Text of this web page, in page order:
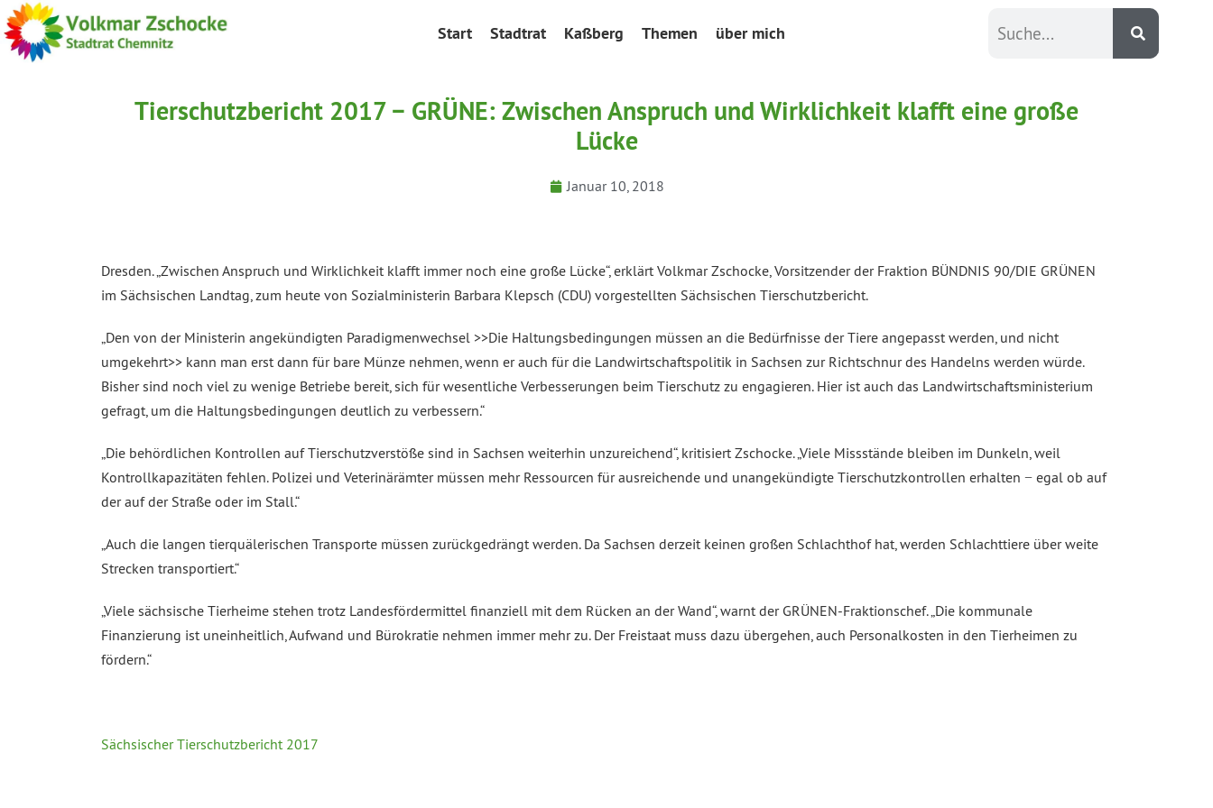
Start Stadtrat Kaßberg Themen über mich
Tierschutzbericht 2017 − GRÜNE: Zwischen Anspruch und Wirklichkeit klafft eine große
Lücke
Januar 10, 2018
Dresden. „Zwischen Anspruch und Wirklichkeit klafft immer noch eine große Lücke“, erklärt Volkmar Zschocke, Vorsitzender der Fraktion BÜNDNIS 90/DIE GRÜNEN
im Sächsischen Landtag, zum heute von Sozialministerin Barbara Klepsch (CDU) vorgestellten Sächsischen Tierschutzbericht.
„Den von der Ministerin angekündigten Paradigmenwechsel >>Die Haltungsbedingungen müssen an die Bedürfnisse der Tiere angepasst werden, und nicht
umgekehrt>> kann man erst dann für bare Münze nehmen, wenn er auch für die Landwirtschaftspolitik in Sachsen zur Richtschnur des Handelns werden würde.
Bisher sind noch viel zu wenige Betriebe bereit, sich für wesentliche Verbesserungen beim Tierschutz zu engagieren. Hier ist auch das Landwirtschaftsministerium
gefragt, um die Haltungsbedingungen deutlich zu verbessern.“
„Die behördlichen Kontrollen auf Tierschutzverstöße sind in Sachsen weiterhin unzureichend“, kritisiert Zschocke. „Viele Missstände bleiben im Dunkeln, weil
Kontrollkapazitäten fehlen. Polizei und Veterinärämter müssen mehr Ressourcen für ausreichende und unangekündigte Tierschutzkontrollen erhalten − egal ob auf
der auf der Straße oder im Stall.“
„Auch die langen tierquälerischen Transporte müssen zurückgedrängt werden. Da Sachsen derzeit keinen großen Schlachthof hat, werden Schlachttiere über weite
Strecken transportiert.“
„Viele sächsische Tierheime stehen trotz Landesfördermittel finanziell mit dem Rücken an der Wand“, warnt der GRÜNEN-Fraktionschef. „Die kommunale
Finanzierung ist uneinheitlich, Aufwand und Bürokratie nehmen immer mehr zu. Der Freistaat muss dazu übergehen, auch Personalkosten in den Tierheimen zu
fördern.“
Sächsischer Tierschutzbericht 2017